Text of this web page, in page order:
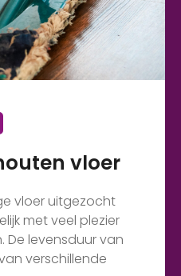
vloer
vloer uitgezocht
met veel plezier
De levensduur van
verschillende